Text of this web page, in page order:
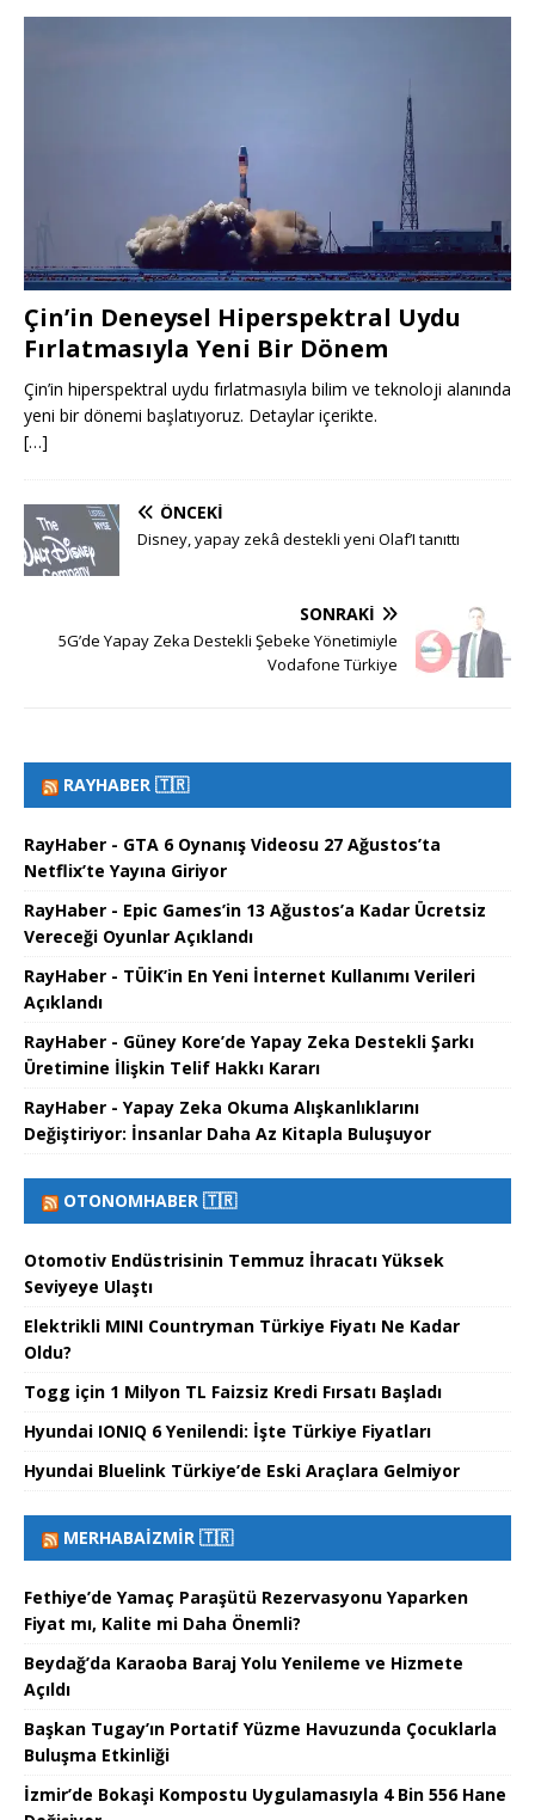
Çin’in Deneysel Hiperspektral Uydu
Fırlatmasıyla Yeni Bir Dönem
Çin’in hiperspektral uydu fırlatmasıyla bilim ve teknoloji alanında
yeni bir dönemi başlatıyoruz. Detaylar içerikte.
[…]
ÖNCEKI
Disney, yapay zekâ destekli yeni Olaf’I tanıttı
SONRAKI
5G’de Yapay Zeka Destekli Şebeke Yönetimiyle
Vodafone Türkiye
RAYHABER 🇹🇷
RayHaber - GTA 6 Oynanış Videosu 27 Ağustos’ta
Netflix’te Yayına Giriyor
RayHaber - Epic Games’in 13 Ağustos’a Kadar Ücretsiz
Vereceği Oyunlar Açıklandı
RayHaber - TÜİK’in En Yeni İnternet Kullanımı Verileri
Açıklandı
RayHaber - Güney Kore’de Yapay Zeka Destekli Şarkı
Üretimine İlişkin Telif Hakkı Kararı
RayHaber - Yapay Zeka Okuma Alışkanlıklarını
Değiştiriyor: İnsanlar Daha Az Kitapla Buluşuyor
OTONOMHABER 🇹🇷
Otomotiv Endüstrisinin Temmuz İhracatı Yüksek
Seviyeye Ulaştı
Elektrikli MINI Countryman Türkiye Fiyatı Ne Kadar
Oldu?
Togg için 1 Milyon TL Faizsiz Kredi Fırsatı Başladı
Hyundai IONIQ 6 Yenilendi: İşte Türkiye Fiyatları
Hyundai Bluelink Türkiye’de Eski Araçlara Gelmiyor
MERHABAİZMIR 🇹🇷
Fethiye’de Yamaç Paraşütü Rezervasyonu Yaparken
Fiyat mı, Kalite mi Daha Önemli?
Beydağ’da Karaoba Baraj Yolu Yenileme ve Hizmete
Açıldı
Başkan Tugay’ın Portatif Yüzme Havuzunda Çocuklarla
Buluşma Etkinliği
İzmir’de Bokaşi Kompostu Uygulamasıyla 4 Bin 556 Hane